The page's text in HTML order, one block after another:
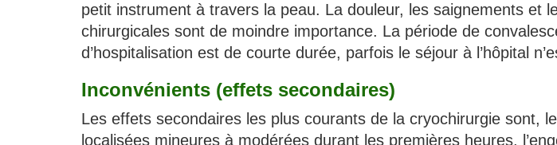
petit instrument à travers la peau. La douleur, les saignements et
chirurgicales sont de moindre importance. La période de
d’hospitalisation est de courte durée, parfois le séjour à l’hôpital
Inconvénients (effets secondaires)
Les effets secondaires les plus courants de la cryochirurgie sont,
localisées mineures à modérées durant les premières heures,